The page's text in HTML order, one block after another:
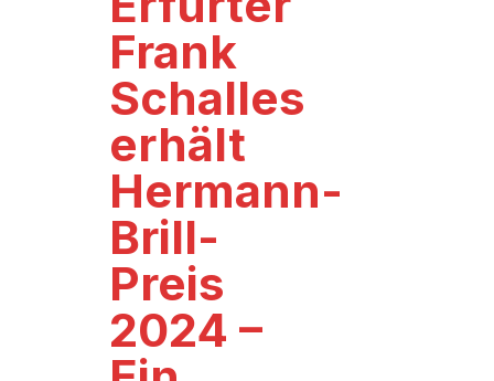
Frank
Schalles
erhält
Hermann-
Brill-
Preis
2024 –